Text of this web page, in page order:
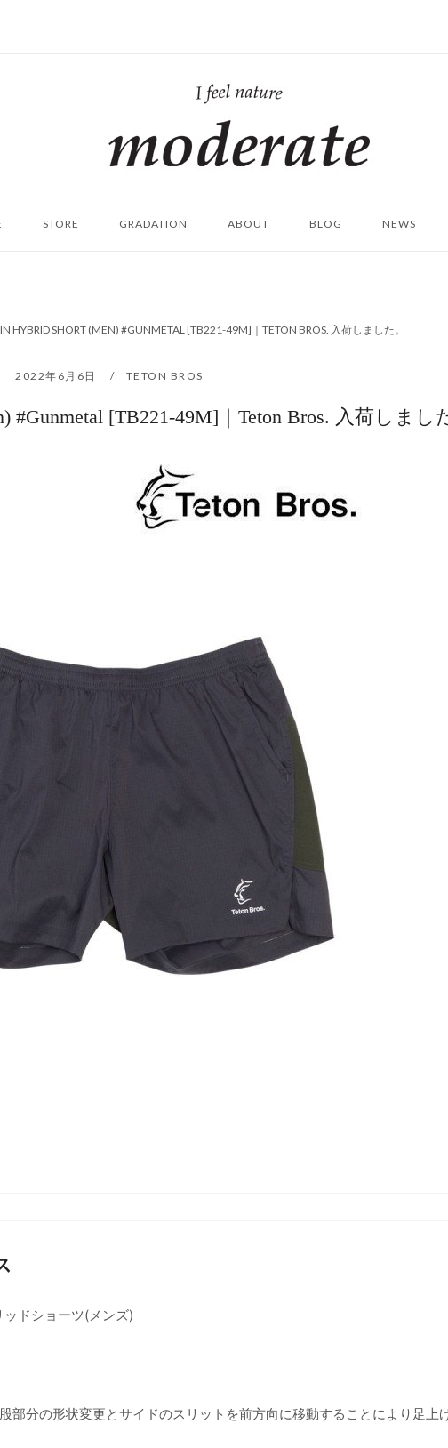
ム
STORE GRADATION ABOUT BLOG NEWS
HYBRID SHORT (MEN) #GUNMETAL [TB221-49M]｜TETON BROS. 入荷しました。
2022年6月6日 TETON BROS
#Gunmetal [TB221-49M]｜Teton Bros. 入荷しまし
ドショーツ(メンズ)
部分の形状変更とサイドのスリットを前方向に移動することにより足上